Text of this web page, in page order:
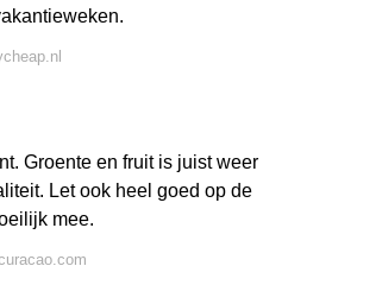
Groente en fruit is juist weer
Let ook heel goed op de
mee.